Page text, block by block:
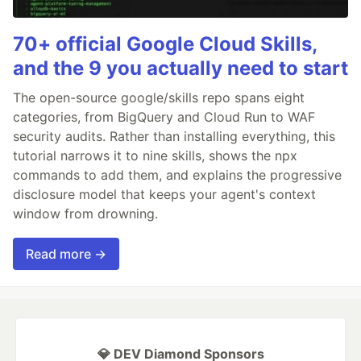
70+ official Google Cloud Skills,
and the 9 you actually need to start
The open-source google/skills repo spans eight
categories, from BigQuery and Cloud Run to WAF
security audits. Rather than installing everything, this
tutorial narrows it to nine skills, shows the npx
commands to add them, and explains the progressive
disclosure model that keeps your agent's context
window from drowning.
Read more →
💎 DEV Diamond Sponsors